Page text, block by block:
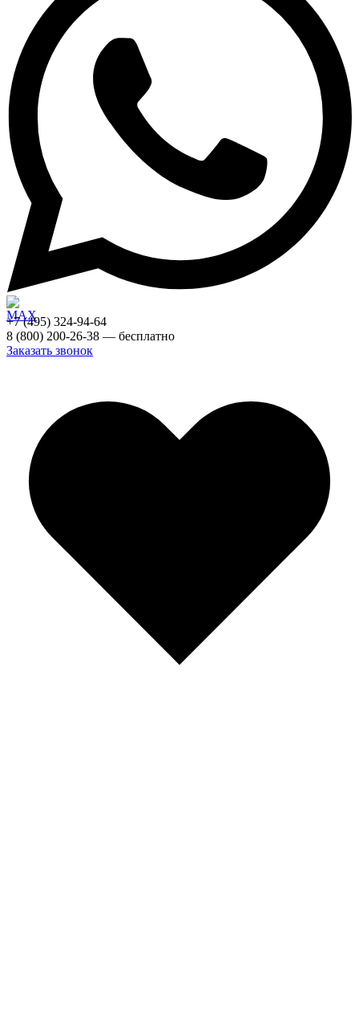
+7 (495) 324-94-64
8 (800) 200-26-38 — бесплатно
Заказать звонок